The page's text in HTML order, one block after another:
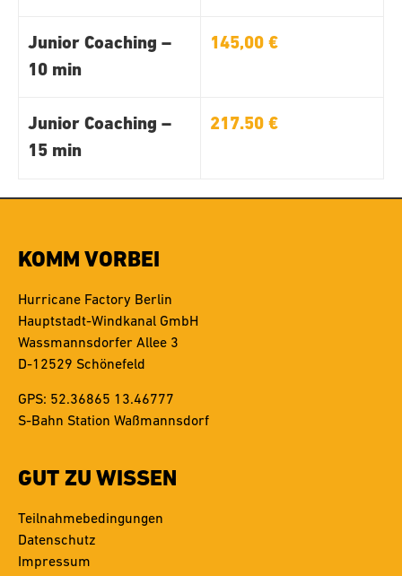
Junior Coaching –
10 min
145,00 €
Junior Coaching –
15 min
217.50 €
KOMM VORBEI
Hurricane Factory Berlin
Hauptstadt-Windkanal GmbH
Wassmannsdorfer Allee 3
D-12529 Schönefeld
GPS: 52.36865 13.46777
S-Bahn Station Waßmannsdorf
GUT ZU WISSEN
Teilnahmebedingungen
Datenschutz
Impressum